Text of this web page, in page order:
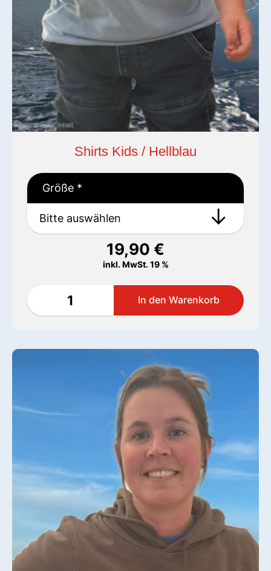
Shirts Kids / Hellblau
19,90 €
inkl. MwSt. 19 %
Größe *